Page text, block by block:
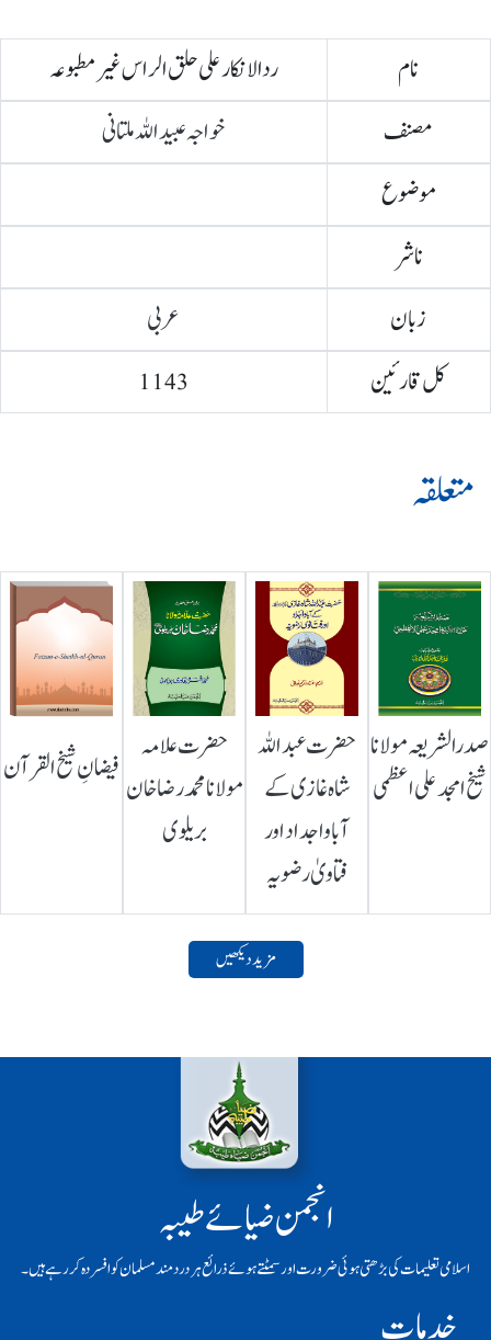
ردالانکار علی حلق الراس غیر مطبوعہ
نام
خواجہ عبیداللہ ملتانی
مصنف
موضوع
ناشر
عربی
زبان
1143
کل قارئین
متعلقہ
صدرالشریعہ مولانا
شیخ امجد علی اعظمی
حضرت عبداللہ
شاہ غازی کے
آباواجداد اور
فتاویٰ رضویہ
حضرت علامہ
مولانا محمد رضا خان
بریلوی
فیضانِ شیخ القرآن
مزید دیکھیں
انجمن ضیائے طیبہ
اسلامی تعلیمات کی بڑھتی ہوئی ضرورت اور سمٹتے ہوئے ذرائع ہر دردمند مسلمان کو افسردہ کر رہے ہیں۔